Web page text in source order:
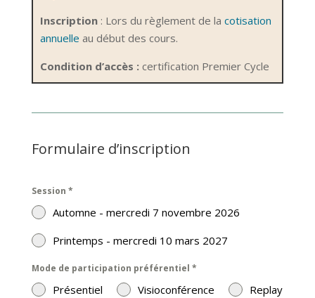
Inscription: Lors du règlement de la cotisation
annuelle au début des cours.
Condition d’accès : certification Premier Cycle
Formulaire d’inscription
Session *
Automne - mercredi 7 novembre 2026
Printemps - mercredi 10 mars 2027
Mode de participation préférentiel *
Présentiel Visioconférence Replay